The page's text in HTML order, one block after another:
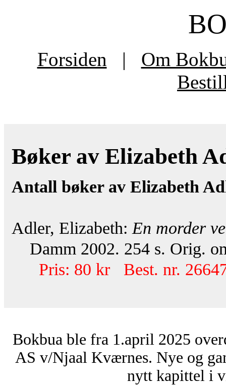
Forsiden |
Om
Bøker av Elizabeth
Antall bøker av Elizabeth
Adler, Elizabeth: En morder
Damm 2002. 254 s. Orig.
Pris: 80 kr Best. nr.
Bokbua ble fra 1.april 2025
AS v/Njaal Kværnes. Nye og
nytt kapittel i